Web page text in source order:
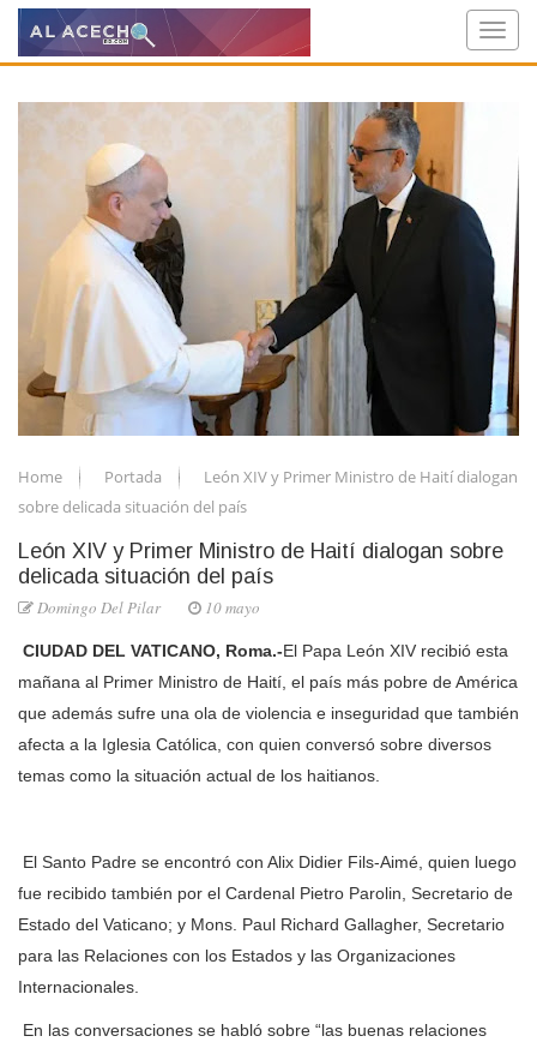
Home Portada
León XIV y Primer Ministro de Haití dialogan
sobre delicada situación del país
León XIV y Primer Ministro de Haití dialogan sobre
delicada situación del país
Domingo Del Pilar 10 mayo
CIUDAD DEL VATICANO, Roma.-El Papa León XIV recibió esta
mañana al Primer Ministro de Haití, el país más pobre de América
que además sufre una ola de violencia e inseguridad que también
afecta a la Iglesia Católica, con quien conversó sobre diversos
temas como la situación actual de los haitianos.
El Santo Padre se encontró con Alix Didier Fils-Aimé, quien luego
fue recibido también por el Cardenal Pietro Parolin, Secretario de
Estado del Vaticano; y Mons. Paul Richard Gallagher, Secretario
para las Relaciones con los Estados y las Organizaciones
Internacionales.
En las conversaciones se habló sobre “las buenas relaciones